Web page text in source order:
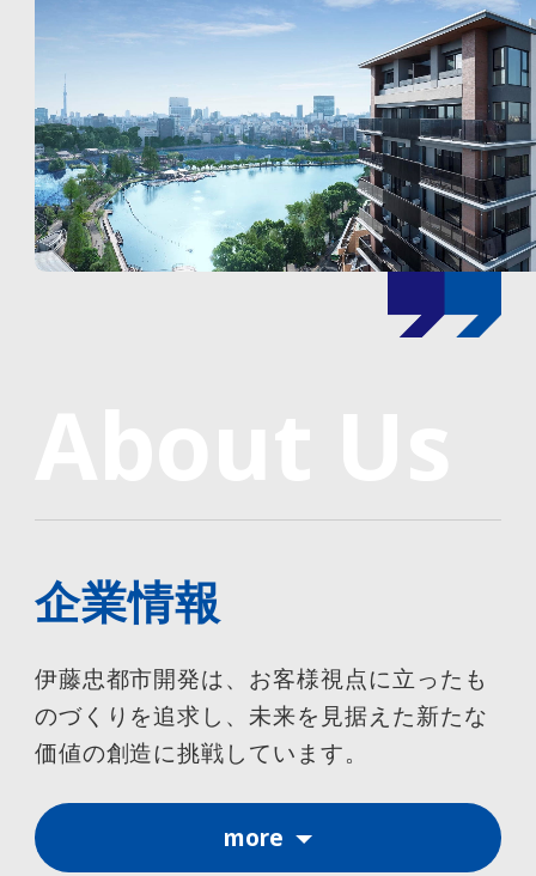
企業情報
伊藤忠都市開発は、お客様視点に立ったも
のづくりを追求し、未来を見据えた新たな
価値の創造に挑戦しています。
more